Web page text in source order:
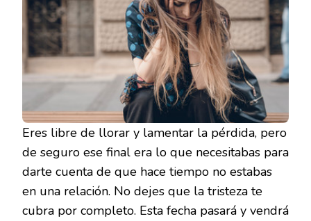
Eres libre de llorar y lamentar la pérdida, pero
de seguro ese final era lo que necesitabas para
darte cuenta de que hace tiempo no estabas
en una relación. No dejes que la tristeza te
cubra por completo. Esta fecha pasará y vendrá